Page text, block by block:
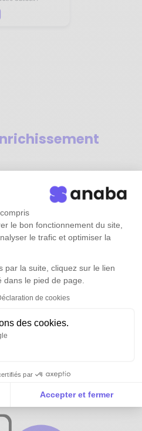
le bon fonctionnement du site,
le trafic et optimiser la
par la suite, cliquez sur le lien
le pied de page.
de cookies
des cookies.
par
Accepter et fermer
Consentement :
partout